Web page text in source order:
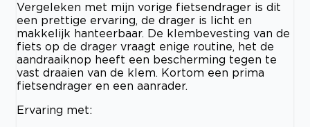
Vergeleken met mijn vorige fietsendrager is dit
een prettige ervaring, de drager is licht en
makkelijk hanteerbaar. De klembevesting van de
fiets op de drager vraagt enige routine, het de
aandraaiknop heeft een bescherming tegen te
vast draaien van de klem. Kortom een prima
fietsendrager en een aanrader.
Ervaring met: